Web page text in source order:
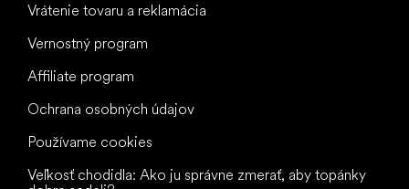
Vrátenie tovaru a reklamácia
Vernostný program
Affiliate program
Ochrana osobných údajov
Používame cookies
Veľkosť chodidla: Ako ju správne zmerať, aby topánky